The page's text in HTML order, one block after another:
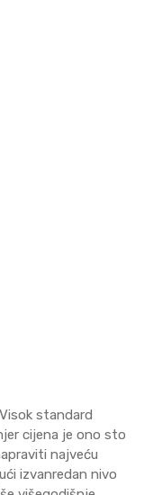
standard
cijena je ono sto
najveću
izvanredan nivo